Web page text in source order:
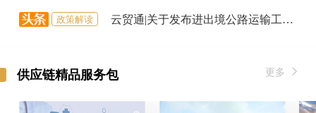
船期查询 进口国优惠税率查询
政策解读 云贸通|关于发布进出境公路运输工具货运舱单电子传输报文格式V1.1的公告
hs编码 填错了，被罚10万？编码 被罚怎么办？ hs编码归类查询怎么做？
新闻资讯 AEO|海关AEO赋能外贸高质量发展
政策解读 这次新修订的主动披露政策（意见稿），利好体现在哪里？
供应链精品服务包 更多